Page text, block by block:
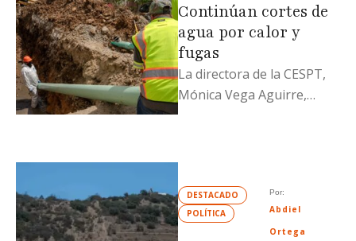
Continúan cortes de
agua por calor y
fugas
La directora de la CESPT,
Mónica Vega Aguirre,
DESTACADO
POLÍTICA
Por:
Abdiel
Ortega